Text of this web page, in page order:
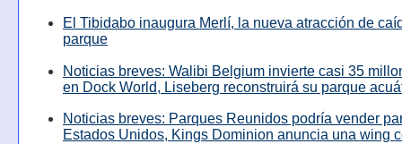
El Tibidabo inaugura Merlí, la nueva atracción de
parque
Noticias breves: Walibi Belgium invierte casi 35
en Dock World, Liseberg reconstruirá su parque
Noticias breves: Parques Reunidos podría vender
Estados Unidos, Kings Dominion anuncia una wing